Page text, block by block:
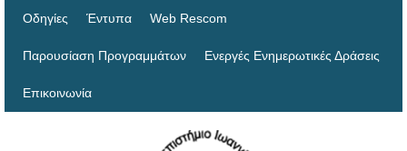
Οδηγίες Έντυπα Web Rescom
Παρουσίαση Προγραμμάτων Ενεργές Ενημερωτικές Δράσεις
Επικοινωνία